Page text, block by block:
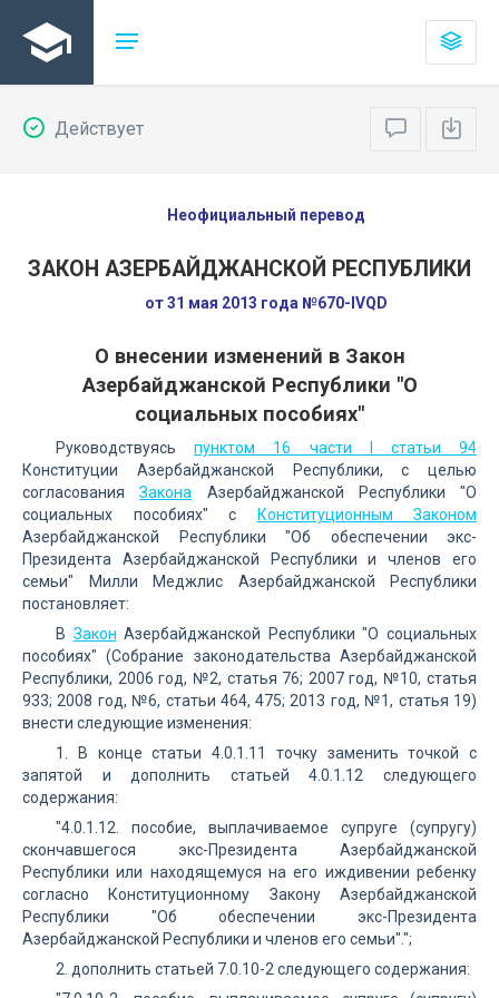
Действует
Неофициальный перевод
ЗАКОН АЗЕРБАЙДЖАНСКОЙ РЕСПУБЛИКИ
от 31 мая 2013 года №670-IVQD
О внесении изменений в Закон
Азербайджанской Республики "О
социальных пособиях"
Руководствуясьпунктом 16 части I статьи 94
Конституции Азербайджанской Республики, с целью
согласованияЗакона Азербайджанской Республики "О
социальных пособиях" с
Конституционным Законом
Азербайджанской Республики "Об обеспечении экс-
Президента Азербайджанской Республики и членов его
семьи" Милли Меджлис Азербайджанской Республики
постановляет:
В Закон Азербайджанской Республики "О социальных
пособиях" (Собрание законодательства Азербайджанской
Республики, 2006 год, №2, статья 76; 2007 год, №10, статья
933; 2008 год, №6, статьи 464, 475; 2013 год, №1, статья 19)
внести следующие изменения:
1. В конце статьи 4.0.1.11 точку заменить точкой с
запятой и дополнить статьей 4.0.1.12 следующего
содержания:
"4.0.1.12. пособие, выплачиваемое супруге (супругу)
скончавшегося экс-Президента Азербайджанской
Республики или находящемуся на его иждивении ребенку
согласно Конституционному Закону Азербайджанской
Республики "Об обеспечении экс-Президента
Азербайджанской Республики и членов его семьи".";
2. дополнить статьей 7.0.10-2 следующего содержания: